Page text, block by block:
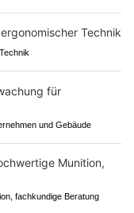
und Gebäude
fachkundige Beratung